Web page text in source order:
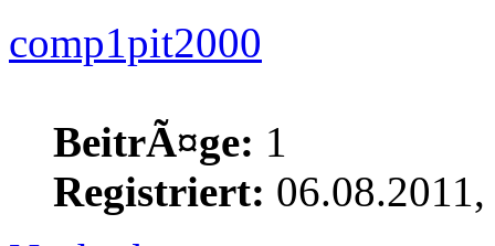
comp1pit2000
BeitrÃ¤ge: 1
Registriert: